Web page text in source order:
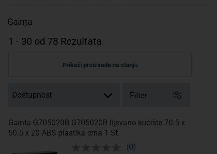
EAN
serijski
Gainta
1 - 30 od 78 Rezultata
Prikaži proizvode na stanju
Filter
Gainta G705020B G705020B lijevano kućište 70.5 x
50.5 x 20 ABS plastika crna 1 St.
(0)